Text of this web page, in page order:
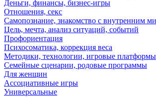
Деньги, финансы, бизнес-игры
Отношения, секс
Самопознание, знакомство с внутренним
Цель, мечта, анализ ситуаций, событий
Профориентация
Психосоматика, коррекция веса
Методики, технологии, игровые платформы
Семейные сценарии, родовые программы
Для женщин
Ассоциативные игры
Универсальные